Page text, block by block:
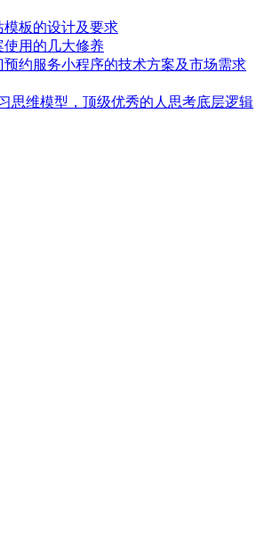
模板的设计及要求
使用的几大修养
预约服务小程序的技术方案及市场需求
思维模型，顶级优秀的人思考底层逻辑